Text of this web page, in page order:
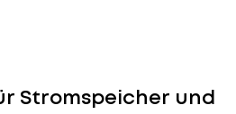
Stromspeicher und